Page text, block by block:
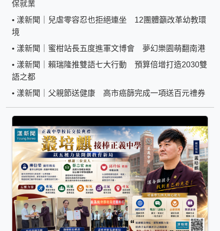
保就業
• 漾新聞｜兒虐零容忍也拒絕連坐 12團體籲改革幼教環
境
• 漾新聞｜蜜柑站長五度進軍文博會 夢幻樂園萌翻南港
• 漾新聞｜賴瑞隆推雙語七大行動 預算倍增打造2030雙
語之都
• 漾新聞｜父親節送健康 高市癌篩完成一項送百元禮券